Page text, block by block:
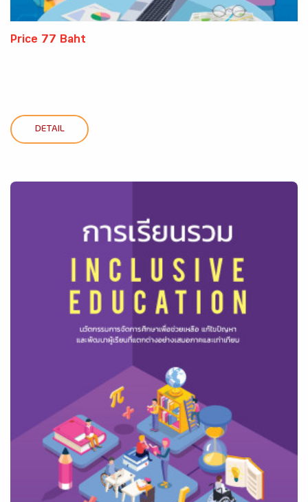
Price 77 Baht
DETAIL